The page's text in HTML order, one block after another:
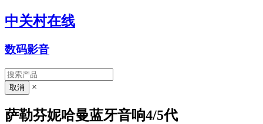
中关村在线
数码影音
×
萨勒芬妮哈曼蓝牙音响4/5代